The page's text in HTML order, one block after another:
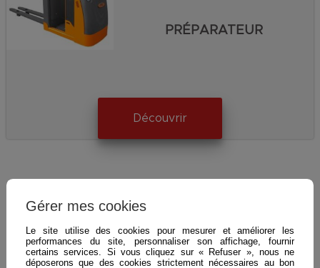
PRÉPARATEUR
Découvrir
Gérer mes cookies
Le site utilise des cookies pour mesurer et améliorer les
performances du site, personnaliser son affichage, fournir
certains services. Si vous cliquez sur « Refuser », nous ne
déposerons que des cookies strictement nécessaires au bon